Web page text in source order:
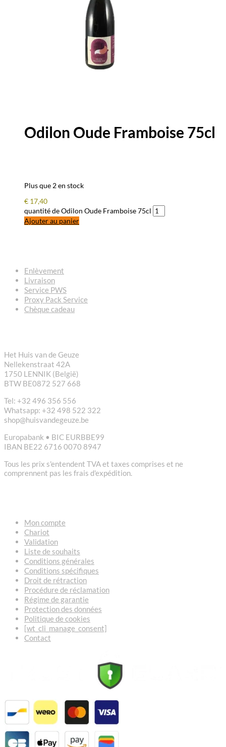
Odilon Oude Framboise 75cl
Plus que 2 en stock
€ 17,40
quantité de Odilon Oude Framboise 75cl
Ajouter au panier
Enlèvement
Livraison
Service PWS
Proxy Pack Service
Chèque cadeau
Het Huis van de Geuze
Nellekenstraat 42A
1750 LENNIK (België)
BTW BE0872 527 668
Tel: +32 496 356 556
Whatsapp: +32 498 522 322
shop@huisvandegeuze.be
Europabank • BIC EURBBE99
IBAN BE22 6716 0070 8947
Tous les prix s'entendent TVA et taxes comprises et ne
comprennent pas les frais d'expédition.
Mon compte
Chariot
Validation
Liste de souhaits
Conditions générales
Conditions spécifiques
Droit de rétraction
Procédure de réclamation
Régime de garantie
Protection des données
Politique de cookies
[wt_cli_manage_consent]
Contact